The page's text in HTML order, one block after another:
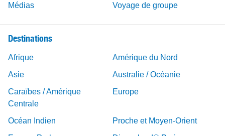
Médias
Voyage de groupe
Destinations
Afrique
Amérique du Nord
Asie
Australie / Océanie
Caraïbes / Amérique
Centrale
Europe
Océan Indien
Proche et Moyen-Orient